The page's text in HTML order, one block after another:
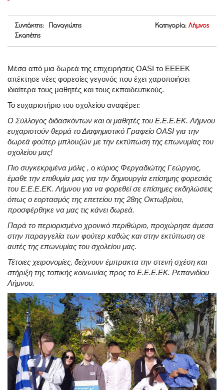
Συντάκτης: Παναγιώτης
Σκαπέτης
Κατηγορία: Λήμνος
Μέσα από μια δωρεά της επιχειρήσεις OASI το EEEEK
απέκτησε νέες φορεσίες γεγονός που έχει χαροποιήσει
ιδιαίτερα τους μαθητές και τους εκπαιδευτικούς.
Το ευχαριστήριο του σχολείου αναφέρει:
Ο Σύλλογος διδασκόντων και οι μαθητές του Ε.Ε.Ε.ΕΚ. Λήμνου
ευχαριστούν θερμά το Διαφημιστικό Γραφείο OASI για την
δωρεά φούτερ μπλουζών με την εκτύπωση της επωνυμίας του
σχολείου μας!
Πιο συγκεκριμένα μόλις , ο κύριος Φεργαδιώτης Γεώργιος,
έμαθε την επιθυμία μας για την δημιουργία επίσημης φορεσιάς
του Ε.Ε.Ε.ΕΚ. Λήμνου για να φορεθεί σε επίσημες εκδηλώσεις
όπως ο εορτασμός της επετείου της 28ης Οκτωβρίου,
προσφέρθηκε να μας τις κάνει δωρεά.
Παρά το περιορισμένο χρονικό περιθώριο, προχώρησε άμεσα
στην παραγγελία των φούτερ καθώς και στην εκτύπωση σε
αυτές της επωνυμίας του σχολείου μας.
Τέτοιες χειρονομίες, δείχνουν έμπρακτα την στενή σχέση και
στήριξη της τοπικής κοινωνίας προς το Ε.Ε.Ε.ΕΚ. Ρεπανιδίου
Λήμνου.